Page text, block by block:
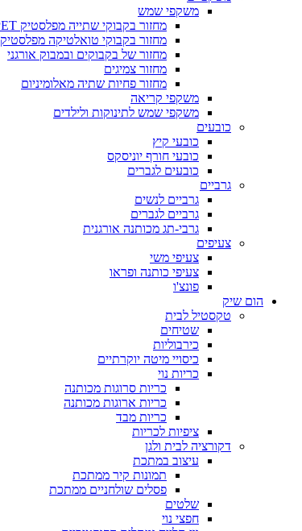
משקפי שמש
מחזור בקבוקי שתייה מפלסטיק PET
מחזור בקבוקי טואלטיקה מפלסטיק HDPE
מחזור של בקבוקים ובמבוק אורגני
מחזור צמיגים
מחזור פחיות שתיה מאלומיניום
משקפי קריאה
משקפי שמש לתינוקות ולילדים
כובעים
כובעי קיץ
כובעי חורף יוניסקס
כובעים לגברים
גרביים
גרביים לנשים
גרביים לגברים
גרבי-תג מכותנה אורגנית
צעיפים
צעיפי משי
צעיפי כותנה ופראו
פונצ'ו
הום שיק
טקסטיל לבית
שטיחים
כירבוליות
כיסויי מיטה יוקרתיים
כריות נוי
כריות סרוגות מכותנה
כריות ארוגות מכותנה
כריות מבד
ציפיות לכריות
דקורציה לבית ולגן
עיצוב במתכת
תמונות קיר ממתכת
פסלים שולחניים ממתכת
שלטים
חפצי נוי